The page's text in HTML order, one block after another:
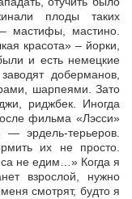
плоды таких
мастифы, мастино.
красота» – йорки,
и есть немецкие
доберманов,
шарпеями. Зато
риджбек. Иногда
фильма «Лэсси»
— эрдель-терьеров.
их не просто.
не едим…» Когда я
взрослой, нужно
смотрят, будто я